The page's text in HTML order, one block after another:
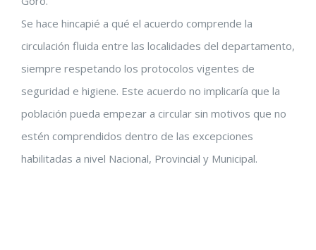
Se hace hincapié a qué el acuerdo comprende la
circulación fluida entre las localidades del departamento,
siempre respetando los protocolos vigentes de
seguridad e higiene. Este acuerdo no implicaría que la
población pueda empezar a circular sin motivos que no
estén comprendidos dentro de las excepciones
habilitadas a nivel Nacional, Provincial y Municipal.